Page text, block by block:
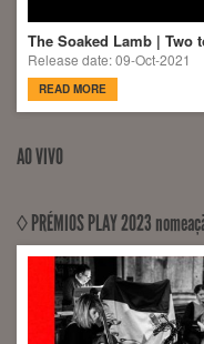
The Soaked Lamb | Two
Release date: 09-Oct-2021
READ MORE
AO VIVO
◊ PRÉMIOS PLAY 2023